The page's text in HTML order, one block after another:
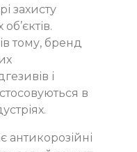
захисту
тому, бренд
і
в